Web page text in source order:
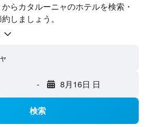
らカタルーニャのホテルを検索・
しましょう。
- 8月16日 日
検索